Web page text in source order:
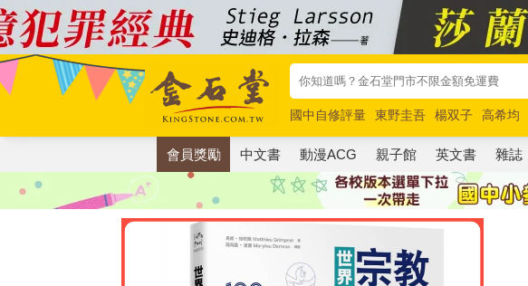
國中自修評量 東野圭吾 楊双子 高希均
唯紅花綻放
奧德賽 路邊攤新作 馬斯克
會員獎勵 中文書 動漫ACG 親子館 英文書 雜誌